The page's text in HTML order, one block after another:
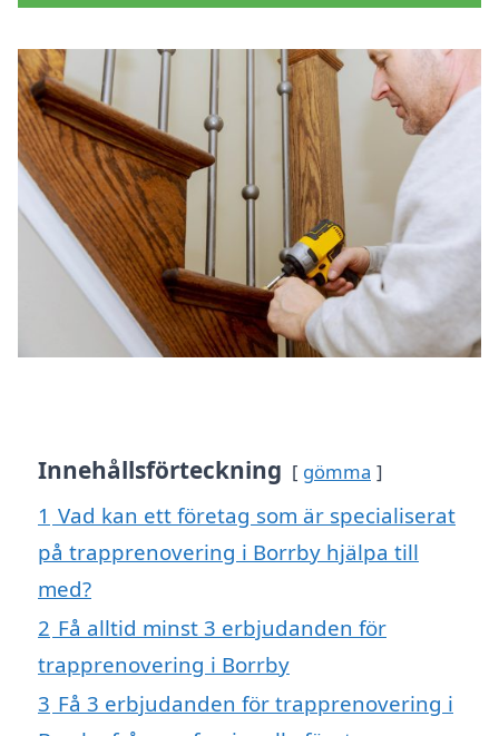
Innehållsförteckning gömma
1 Vad kan ett företag som är specialiserat
på trapprenovering i Borrby hjälpa till
med?
2 Få alltid minst 3 erbjudanden för
trapprenovering i Borrby
3 Få 3 erbjudanden för trapprenovering i